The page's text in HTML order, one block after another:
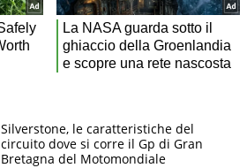
Silverstone, le caratteristiche del
circuito dove si corre il Gp di Gran
Bretagna del Motomondiale